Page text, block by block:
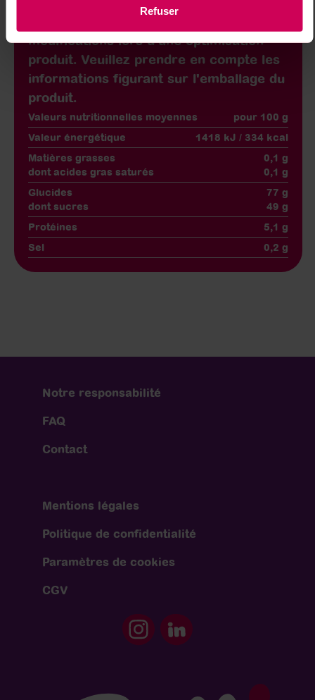
Refuser
modifications lors d’une optimisation
produit. Veuillez prendre en compte les
informations figurant sur l'emballage du
produit.
Valeurs nutritionnelles moyennes
pour 100 g
Valeur énergétique
1418 kJ / 334 kcal
Matières grasses
dont acides gras saturés
0,1 g
0,1 g
Glucides
dont sucres
77 g
49 g
Protéines
5,1 g
Sel
0,2 g
Notre responsabilité
FAQ
Contact
Mentions légales
Politique de confidentialité
Paramètres de cookies
CGV